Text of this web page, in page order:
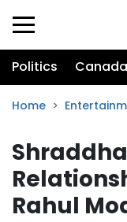
Politics
Home
Rahul